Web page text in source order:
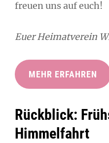
freuen uns auf euch!
Euer Heimatverein
MEHR ERFAHREN
Rückblick:
Himmelfahrt